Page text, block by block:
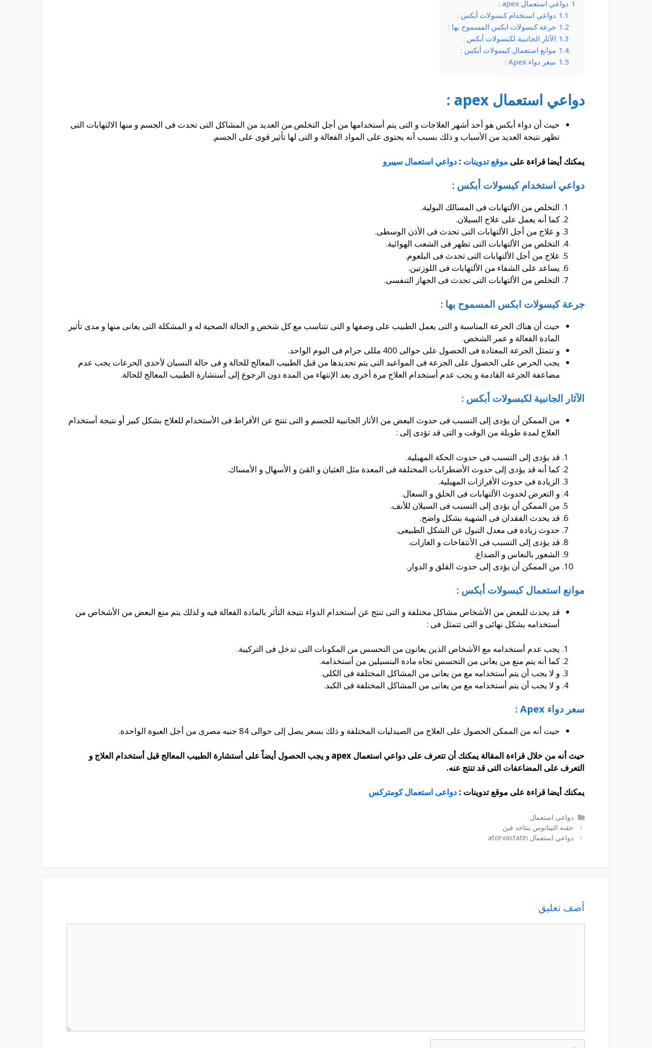
1 دواعي استعمال apex :
1.1 دواعي استخدام كبسولات أبكس :
1.2 جرعة كبسولات ابكس المسموح بها :
1.3 الآثار الجانبية لكبسولات أبكس :
1.4 موانع استعمال كبسولات أبكس :
1.5 سعر دواء Apex :
دواعي استعمال apex :
حيث أن دواء أبكس هو أحد أشهر العلاجات و التى يتم أستخدامها من أجل التخلص من العديد من المشاكل التى تحدث فى الجسم و منها الالتهابات التى
تظهر نتيجة العديد من الأسباب و ذلك بسبب أنه يحتوى على المواد الفعالة و التى لها تأثير قوى على الجسم.
يمكنك أيضا قراءة على موقع تدوينات : دواعي استعمال سيبرو
دواعي استخدام كبسولات أبكس :
التخلص من الألتهابات فى المسالك البولية.
كما أنه يعمل على علاج السيلان.
و علاج من أجل الألتهابات التى تحدث فى الأذن الوسطى.
التخلص من الألتهابات التى تظهر فى الشعب الهوائية.
علاج من أجل الألتهابات التى تحدث فى البلعوم.
يساعد على الشفاء من الألتهابات فى اللوزتين.
التخلص من الألتهابات التى تحدث فى الجهاز التنفسى.
جرعة كبسولات ابكس المسموح بها :
حيث أن هناك الجرعة المناسبة و التى يعمل الطبيب على وصفها و التى تتناسب مع كل شخص و الحالة الصحية له و المشكلة التى يعانى منها و مدى تأثير
المادة الفعالة و عمر الشخص.
و تتمثل الجرعة المعتادة فى الحصول على حوالى 400 مللى جرام فى اليوم الواحد.
يجب الحرص على الحصول على الجرعة فى المواعيد التى يتم تحديدها من قبل الطبيب المعالج للحالة و فى حالة النسيان لأحدى الحرعات يجب عدم
مضاعفة الجرعة القادمة و يجب عدم أستخدام العلاج مرة أخرى بعد الإنتهاء من المدة دون الرجوع إلى أستشارة الطبيب المعالج للحالة.
الآثار الجانبية لكبسولات أبكس :
من الممكن أن يؤدى إلى التسبب فى حدوث البعض من الأثار الجانبية للجسم و التى تنتج عن الأفراط فى الأستخدام للعلاج بشكل كبير أو نتيجة أستخدام
العلاج لمدة طويلة من الوقت و التى قد تؤدى إلى :
قد يؤدى إلى التسبب فى حدوث الحكة المهبلية.
كما أنه قد يؤدى إلى حدوث الأضطرابات المختلفة فى المعدة مثل الغثيان و القئ و الأسهال و الأمساك.
الزيادة فى حدوث الأفرازات المهبلية.
و التعرض لحدوث الألتهابات فى الحلق و السعال.
من الممكن أن يؤدى إلى التسبب فى السيلان للأنف.
قد يحدث الفقدان فى الشهية بشكل واضح.
حدوث زيادة فى معدل التبول عن الشكل الطبيعى.
قد يؤدى إلى التسبب فى الأنتفاخات و الغازات.
الشعور بالنعاس و الصداع.
من الممكن أن يؤدى إلى حدوث القلق و الدوار.
موانع استعمال كبسولات أبكس :
قد يحدث للبعض من الأشخاص مشاكل مختلفة و التى تنتج عن أستخدام الدواء نتيجة التأثر بالمادة الفعالة فيه و لذلك يتم منع البعض من الأشخاص من
أستخدامه بشكل نهائى و التى تتمثل فى :
يجب عدم أستخدامه مع الأشخاص الذين يعانون من التحسس من المكونات التى تدخل فى التركيبة.
كما أنه يتم منع من يعانى من التحسس تجاه مادة البنسيلين من أستخدامه.
و لا يجب أن يتم أستخدامه مع من يعانى من المشاكل المختلفة فى الكلى.
و لا يجب أن يتم أستخدامه مع من يعانى من المشاكل المختلفة فى الكبد.
سعر دواء Apex :
حيث أنه من الممكن الحصول على العلاج من الصيدليات المختلفة و ذلك بسعر يصل إلى حوالى 84 جنيه مصرى من أجل العبوة الواحدة.
حيث أنه من خلال قراءة المقالة يمكنك أن تتعرف على
دواعي استعمال apex و يجب الحصول أيضاً على أستشارة الطبيب المعالج قبل أستخدام العلاج و
التعرف على المضاعفات التى قد تنتج عنه.
يمكنك أيضا قراءة على موقع تدوينات : دواعى استعمال كومتركس
التصنيفات
دواعى استعمال
حقنة التيتانوس بتتاخد فين
دواعي استعمال atorvastatin
أضف تعليق
الاسم